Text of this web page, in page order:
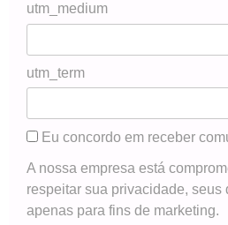
utm_medium
utm_term
Eu concordo em receber
A nossa empresa está
respeitar sua privacidade, seus
apenas para fins de marketing.